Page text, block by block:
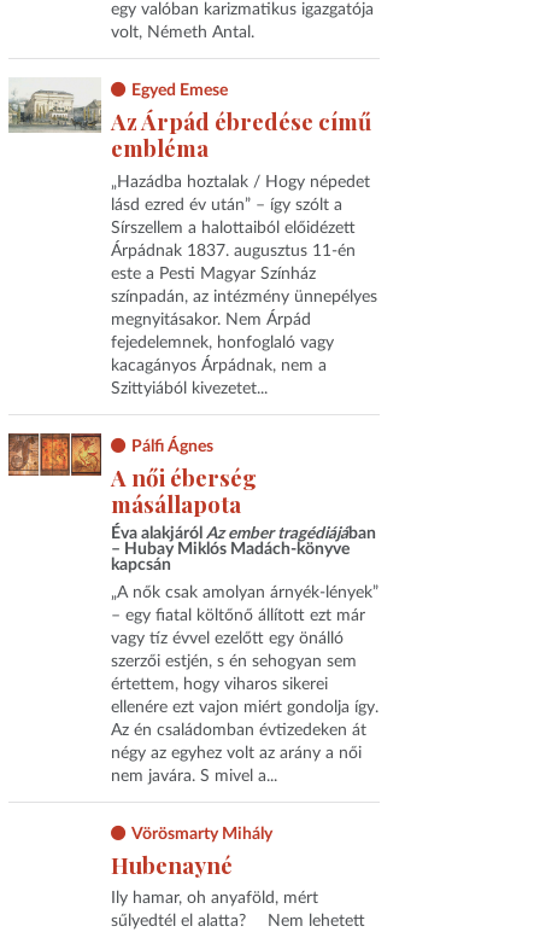
egy valóban karizmatikus igazgatója
volt, Németh Antal.
Egyed Emese
Az Árpád ébredése című
embléma
„Hazádba hoztalak / Hogy népedet
lásd ezred év után” – így szólt a
Sírszellem a halottaiból előidézett
Árpádnak 1837. augusztus 11-én
este a Pesti Magyar Színház
színpadán, az intézmény ünnepélyes
megnyitásakor. Nem Árpád
fejedelemnek, honfoglaló vagy
kacagányos Árpádnak, nem a
Szittyiából kivezetet...
Pálfi Ágnes
A női éberség
másállapota
Éva alakjáról Az ember tragédiájában
– Hubay Miklós Madách-könyve
kapcsán
„A nők csak amolyan árnyék-lények”
– egy fiatal költőnő állított ezt már
vagy tíz évvel ezelőtt egy önálló
szerzői estjén, s én sehogyan sem
értettem, hogy viharos sikerei
ellenére ezt vajon miért gondolja így.
Az én családomban évtizedeken át
négy az egyhez volt az arány a női
nem javára. S mivel a...
Vörösmarty Mihály
Hubenayné
Ily hamar, oh anyaföld, mért
sűlyedtél el alatta? Nem lehetett